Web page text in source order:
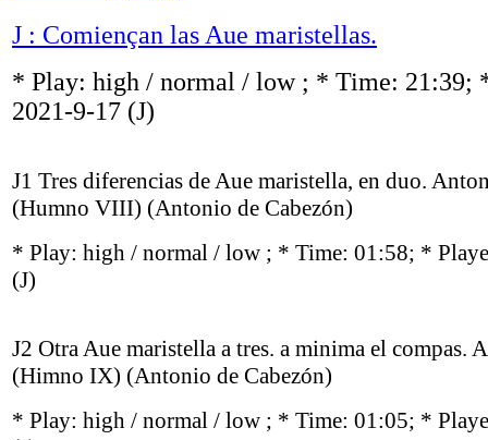
J : Comiençan las Aue maristellas.
* Play: high / normal / low ; * Time: 21:39;
2021-9-17 (J)
J1 Tres diferencias de Aue maristella, en duo.
(Humno VIII) (Antonio de Cabezón)
* Play: high / normal / low ; * Time: 01:58; *
(J)
J2 Otra Aue maristella a tres. a minima el compas.
(Himno IX) (Antonio de Cabezón)
* Play: high / normal / low ; * Time: 01:05; *